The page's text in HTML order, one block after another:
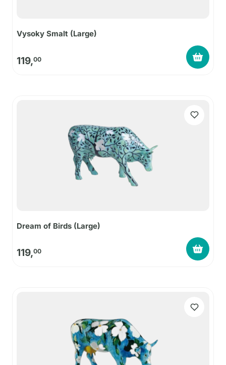
Vysoky Smalt (Large)
119,00
Dream of Birds (Large)
119,00